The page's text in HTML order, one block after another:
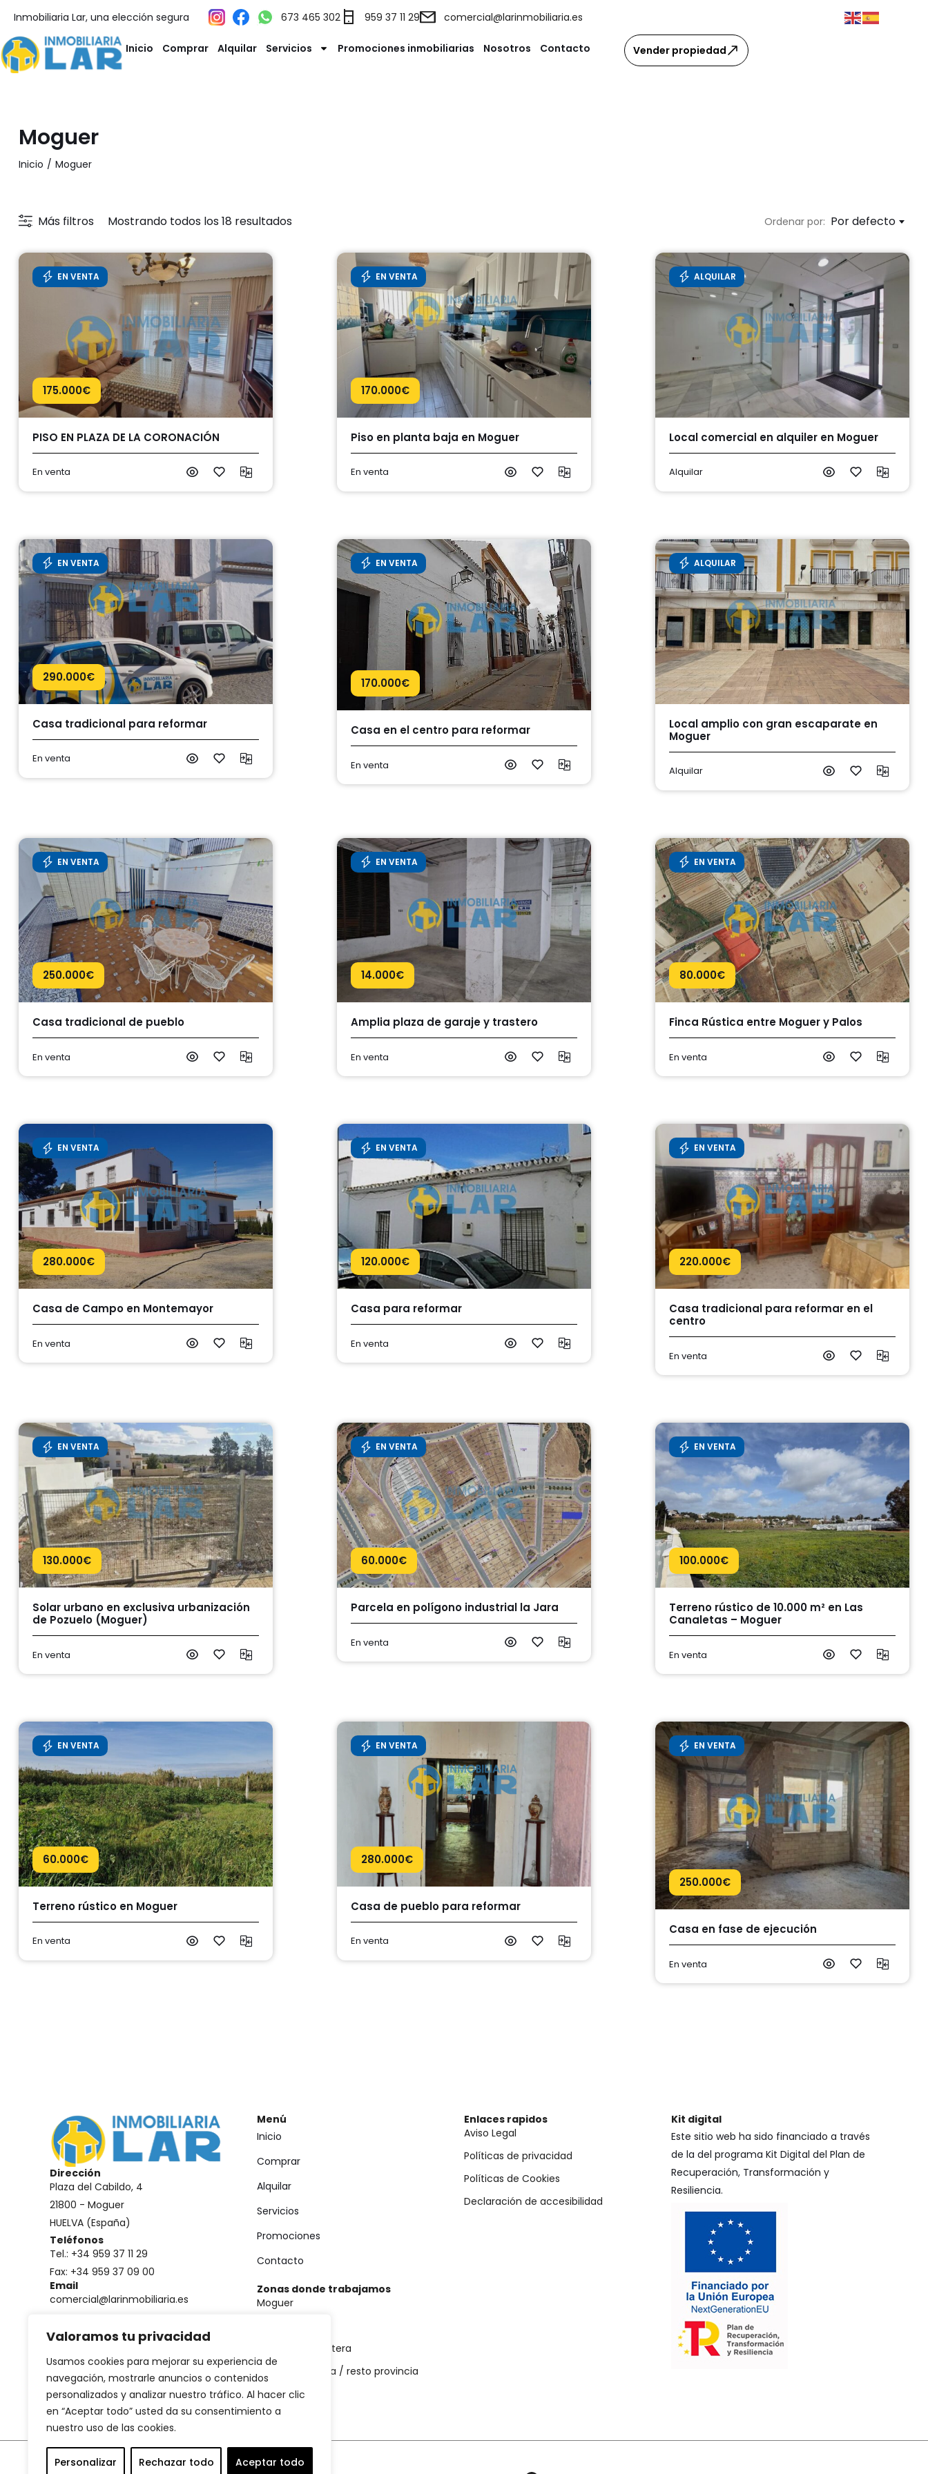
Valoramos tu privacidad
Usamos cookies para mejorar su experiencia de
navegación, mostrarle anuncios o contenidos
personalizados y analizar nuestro tráfico. Al hacer clic
en “Aceptar todo” usted da su consentimiento a
nuestro uso de las cookies.
Personalizar Rechazar todo Aceptar todo
Inmobiliaria Lar, una elección segura 673 465 302 959 37 11 29 comercial@larinmobiliaria.es
Inicio Comprar Alquilar Servicios Promociones inmobiliarias Nosotros Contacto Vender propiedad
Moguer
Inicio Moguer
Más filtros Mostrando todos los 18 resultados Ordenar por: Por defecto
EN VENTA
175.000€
PISO EN PLAZA DE LA CORONACIÓN
En venta
EN VENTA
170.000€
Piso en planta baja en Moguer
En venta
ALQUILAR
Local comercial en alquiler en Moguer
Alquilar
EN VENTA
290.000€
Casa tradicional para reformar
En venta
EN VENTA
170.000€
Casa en el centro para reformar
En venta
ALQUILAR
Local amplio con gran escaparate en
Moguer
Alquilar
EN VENTA
250.000€
Casa tradicional de pueblo
En venta
EN VENTA
14.000€
Amplia plaza de garaje y trastero
En venta
EN VENTA
80.000€
Finca Rústica entre Moguer y Palos
En venta
EN VENTA
280.000€
Casa de Campo en Montemayor
En venta
EN VENTA
120.000€
Casa para reformar
En venta
EN VENTA
220.000€
Casa tradicional para reformar en el
centro
En venta
EN VENTA
130.000€
Solar urbano en exclusiva urbanización
de Pozuelo (Moguer)
En venta
EN VENTA
60.000€
Parcela en polígono industrial la Jara
En venta
EN VENTA
100.000€
Terreno rústico de 10.000 m² en Las
Canaletas – Moguer
En venta
EN VENTA
60.000€
Terreno rústico en Moguer
En venta
EN VENTA
280.000€
Casa de pueblo para reformar
En venta
EN VENTA
250.000€
Casa en fase de ejecución
En venta
Dirección
Plaza del Cabildo, 4
21800 - Moguer
HUELVA (España)
Teléfonos
Tel.: +34 959 37 11 29
Fax: +34 959 37 09 00
Email
comercial@larinmobiliaria.es
Menú
Inicio
Comprar
Alquilar
Servicios
Promociones
Contacto
Zonas donde trabajamos
Moguer
Palos de la Frontera
Costa de Huelva / resto provincia
Enlaces rapidos
Aviso Legal
Políticas de privacidad
Políticas de Cookies
Declaración de accesibilidad
Kit digital
Este sitio web ha sido financiado a través
de la del programa Kit Digital del Plan de
Recuperación, Transformación y
Resiliencia.